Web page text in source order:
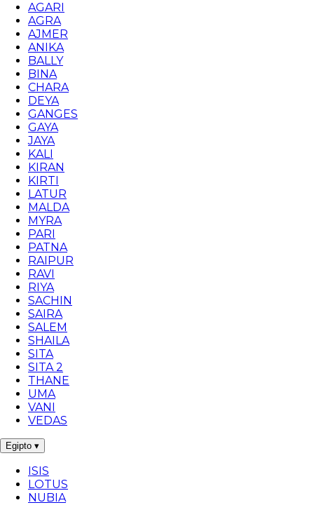
AGARI
AGRA
AJMER
ANIKA
BALLY
BINA
CHARA
DEYA
GANGES
GAYA
JAYA
KALI
KIRAN
KIRTI
LATUR
MALDA
MYRA
PARI
PATNA
RAIPUR
RAVI
RIYA
SACHIN
SAIRA
SALEM
SHAILA
SITA
SITA 2
THANE
UMA
VANI
VEDAS
Egipto ▾
ISIS
LOTUS
NUBIA